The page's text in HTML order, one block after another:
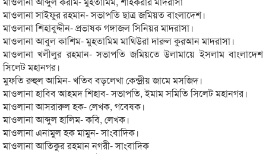
মাওলানা সাইফুর রহমান- সভাপতি ছাত্র জমিয়ত বাংলাদেশ।
মাওলানা শিহাবুদ্দীন- প্রভাষক গঙ্গাজল সিনিয়র মাদরাসা।
মাওলানা আবুল কাশিম- মুহতামিম মাথিউরা দারুল কুরআন মাদরাসা।
মাওলানা খলীলুর রহমান- সভাপতি জমিয়তে উলামায়ে ইসলাম বাংলাদেশ
সিলেট মহানগর।
মুফতি রুহুল আমিন- খতিব বড়লেখা কেন্দ্রীয় জামে মসজিদ।
মাওলানা হাবিব আহমদ শিহাব- সভাপতি, ইমাম সমিতি সিলেট মহানগর।
মাওলানা আসরারুল হক- লেখক, গবেষক।
মাওলানা আব্দুল হালিম- কবি, লেখক।
মাওলানা এনামুল হক মামুন- সাংবাদিক।
মাওলানা আতিকুর রহমান নগরী- সাংবাদিক